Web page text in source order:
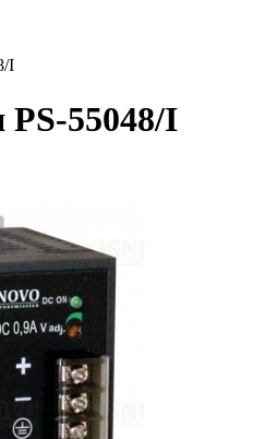
I
55048/I